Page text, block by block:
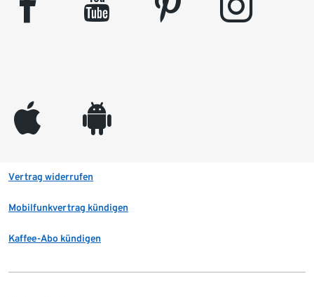
appleinc android
Vertrag widerrufen
Mobilfunkvertrag kündigen
Kaffee-Abo kündigen